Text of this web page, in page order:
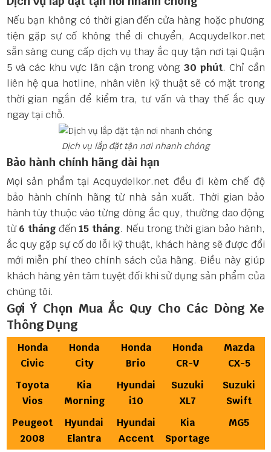
Nếu bạn không có thời gian đến cửa hàng hoặc phương
tiện gặp sự cố không thể di chuyển, Acquydelkor.net
sẵn sàng cung cấp dịch vụ thay ắc quy tận nơi tại Quận
5 và các khu vực lân cận trong vòng 30 phút. Chỉ cần
liên hệ qua hotline, nhân viên kỹ thuật sẽ có mặt trong
thời gian ngắn để kiểm tra, tư vấn và thay thế ắc quy
ngay tại chỗ.
Dịch vụ lắp đặt tận nơi nhanh chóng
Bảo hành chính hãng dài hạn
Mọi sản phẩm tại Acquydelkor.net đều đi kèm chế độ
bảo hành chính hãng từ nhà sản xuất. Thời gian bảo
hành tùy thuộc vào từng dòng ắc quy, thường dao động
từ6 tháng đến 15 tháng. Nếu trong thời gian bảo hành,
ắc quy gặp sự cố do lỗi kỹ thuật, khách hàng sẽ được đổi
mới miễn phí theo chính sách của hãng. Điều này giúp
khách hàng yên tâm tuyệt đối khi sử dụng sản phẩm của
chúng tôi.
Gợi Ý Chọn Mua Ắc Quy Cho Các Dòng Xe
Thông Dụng
Honda
Civic
Honda
City
Honda
Brio
Honda
CR-V
Mazda
CX-5
Toyota
Vios
Kia
Morning
Hyundai
i10
Suzuki
XL7
Suzuki
Swift
Peugeot
2008
Hyundai
Elantra
Hyundai
Accent
Kia
Sportage
MG5